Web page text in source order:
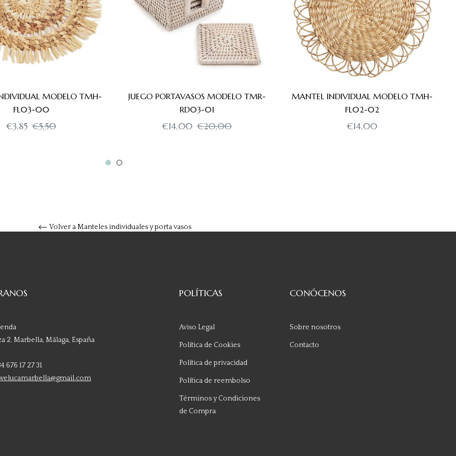
MODELO TMH-
FL03-00
Precio
€3,85 €5,50Precio
JUEGO PORTAVASOS MODELO TMR-
RD03-01
Precio
€14,00 €20,00Precio
MANTEL INDIVIDUAL MODELO TMH-
FL02-02
Precio
€14,00
Volver a Manteles individuales y porta vasos
2. Marbella, Málaga, España
676 17 27 31
POLÍTICAS
Aviso Legal
Política de Cookies
Política de privacidad
Política de reembolso
Términos y Condiciones
de Compra
CONÓCENOS
Sobre nosotros
Contacto